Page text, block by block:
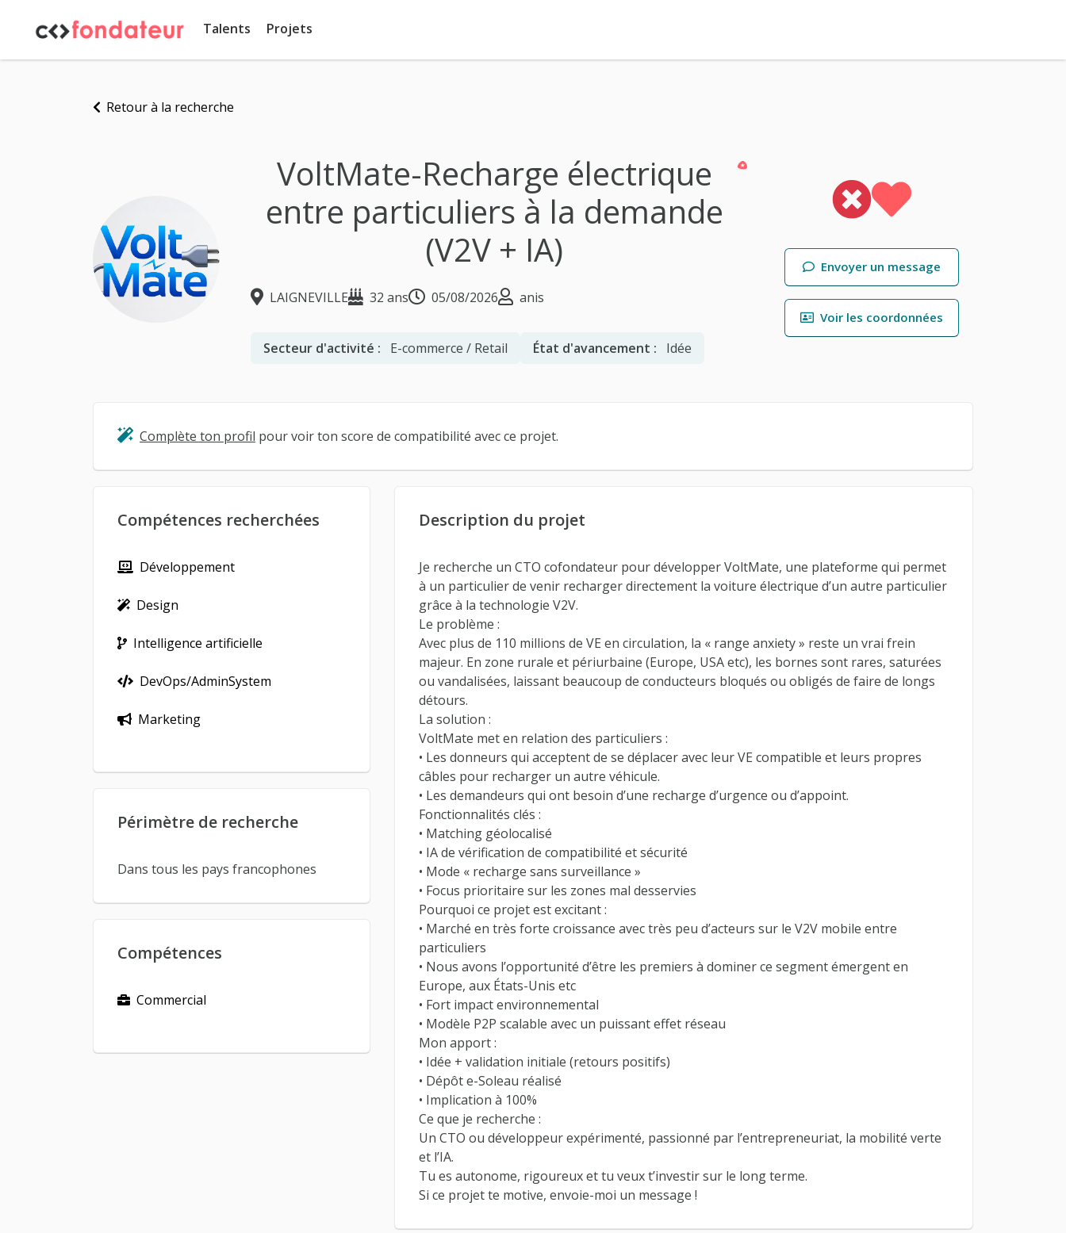
Talents Projets
Retour à la recherche
VoltMate-Recharge électrique
entre particuliers à la demande
(V2V + IA)
LAIGNEVILLE 32 ans 05/08/2026 anis
Secteur d'activité : E-commerce / Retail État d'avancement : Idée
Envoyer un message
Voir les coordonnées
Complète ton profil pour voir ton score de compatibilité avec ce projet.
Description du projet
Je recherche un CTO cofondateur pour développer VoltMate, une plateforme qui permet
à un particulier de venir recharger directement la voiture électrique d’un autre particulier
grâce à la technologie V2V.
Le problème :
Avec plus de 110 millions de VE en circulation, la « range anxiety » reste un vrai frein
majeur. En zone rurale et périurbaine (Europe, USA etc), les bornes sont rares, saturées
ou vandalisées, laissant beaucoup de conducteurs bloqués ou obligés de faire de longs
détours.
La solution :
VoltMate met en relation des particuliers :
• Les donneurs qui acceptent de se déplacer avec leur VE compatible et leurs propres
câbles pour recharger un autre véhicule.
• Les demandeurs qui ont besoin d’une recharge d’urgence ou d’appoint.
Fonctionnalités clés :
• Matching géolocalisé
• IA de vérification de compatibilité et sécurité
• Mode « recharge sans surveillance »
• Focus prioritaire sur les zones mal desservies
Pourquoi ce projet est excitant :
• Marché en très forte croissance avec très peu d’acteurs sur le V2V mobile entre
particuliers
• Nous avons l’opportunité d’être les premiers à dominer ce segment émergent en
Europe, aux États-Unis etc
• Fort impact environnemental
• Modèle P2P scalable avec un puissant effet réseau
Mon apport :
• Idée + validation initiale (retours positifs)
• Dépôt e-Soleau réalisé
• Implication à 100%
Ce que je recherche :
Un CTO ou développeur expérimenté, passionné par l’entrepreneuriat, la mobilité verte
et l’IA.
Tu es autonome, rigoureux et tu veux t’investir sur le long terme.
Si ce projet te motive, envoie-moi un message !
Compétences recherchées
Développement
Design
Intelligence artificielle
DevOps/AdminSystem
Marketing
Périmètre de recherche
Dans tous les pays francophones
Compétences
Commercial